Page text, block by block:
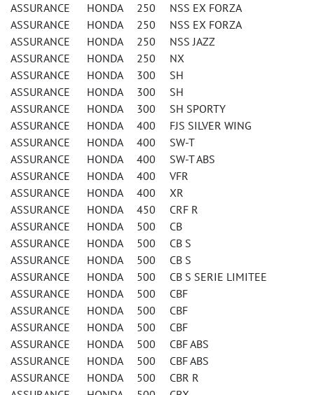
ASSURANCE HONDA 250 NSS EX FORZA
ASSURANCE HONDA 250 NSS EX FORZA
ASSURANCE HONDA 250 NSS JAZZ
ASSURANCE HONDA 250 NX
ASSURANCE HONDA 300 SH
ASSURANCE HONDA 300 SH
ASSURANCE HONDA 300 SH SPORTY
ASSURANCE HONDA 400 FJS SILVER WING
ASSURANCE HONDA 400 SW-T
ASSURANCE HONDA 400 SW-T ABS
ASSURANCE HONDA 400 VFR
ASSURANCE HONDA 400 XR
ASSURANCE HONDA 450 CRF R
ASSURANCE HONDA 500 CB
ASSURANCE HONDA 500 CB S
ASSURANCE HONDA 500 CB S
ASSURANCE HONDA 500 CB S SERIE LIMITEE
ASSURANCE HONDA 500 CBF
ASSURANCE HONDA 500 CBF
ASSURANCE HONDA 500 CBF
ASSURANCE HONDA 500 CBF ABS
ASSURANCE HONDA 500 CBF ABS
ASSURANCE HONDA 500 CBR R